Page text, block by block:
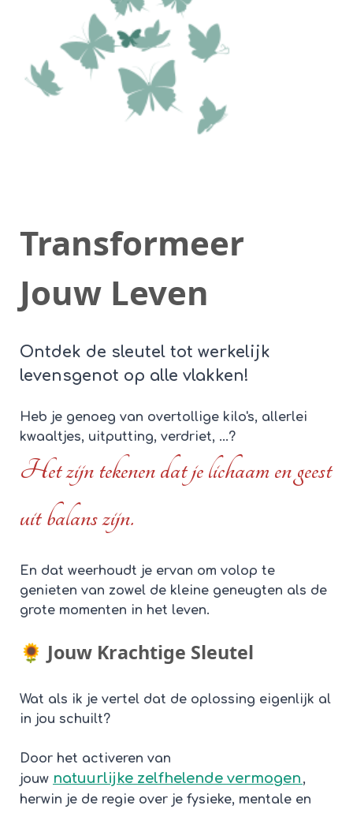
Transformeer
Jouw Leven
Ontdek de sleutel tot werkelijk
levensgenot op alle vlakken!
Heb je genoeg van overtollige kilo's, allerlei
kwaaltjes, uitputting, verdriet, ...?
Het zijn tekenen dat je lichaam en geest
uit balans zijn.
En dat weerhoudt je ervan om volop te
genieten van zowel de kleine geneugten als de
grote momenten in het leven.
🌻 Jouw Krachtige Sleutel
Wat als ik je vertel dat de oplossing eigenlijk al
in jou schuilt?
Door het activeren van
jouw natuurlijke zelfhelende vermogen ,
herwin je de regie over je fysieke, mentale en